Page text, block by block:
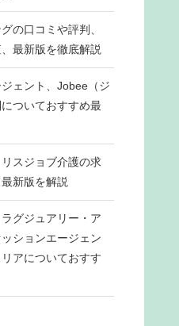
の口コミや評判、
最新版を徹底解説
ェント、Jobee（ジ
ついておすすめ最
スジョブ介護の求
新版を解説
グジュアリー・ア
ションエージェン
アについておすす